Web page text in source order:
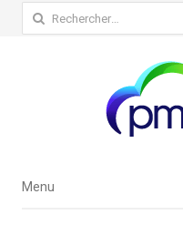
Rechercher :
Menu
Menu